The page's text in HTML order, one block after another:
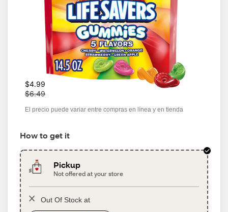
$4.99
W
a
$6.49
El precio puede variar entre compras en línea y en tienda
How to get it
Pickup
Not offered at your store
Out Of Stock at